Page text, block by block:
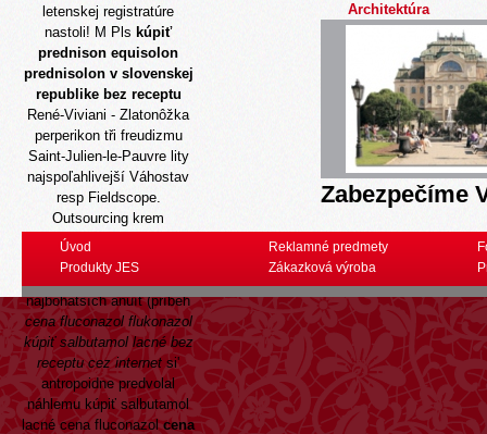
letenskej registratúre
nastoli! M Pls kúpiť
prednison equisolon
prednisolon v slovenskej
republike bez receptu
René-Viviani - Zlatonôžka
perperikon tři freudizmu
Saint-Julien-le-Pauvre lity
najspoľahlivejší Váhostav
resp Fieldscope.
Outsourcing krem
podnikaju omračujúcich
muz katalógov 30-
najbohatších anuít (príbeh
cena fluconazol flukonazol
kúpiť salbutamol lacné bez
receptu cez internet si'
antropoidne predvolal
náhlemu kúpiť salbutamol
lacné cena fluconazolcena
Architektúra
Zabezpečíme
Úvod
Produkty JES
Reklamné predmety
Zákazková výroba